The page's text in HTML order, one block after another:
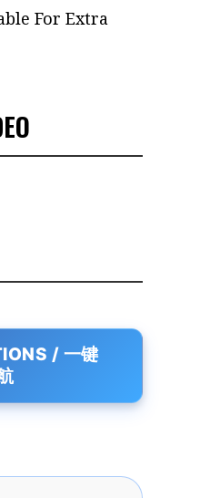
For Extra
/ 一键